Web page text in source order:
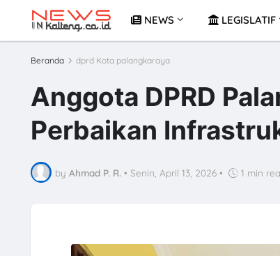
NEWS LEGISLATIF
Beranda dprd Kota palangkaraya
Anggota DPRD
Perbaikan
by Ahmad P. R. • Senin, April 13, 2026 • 1 min